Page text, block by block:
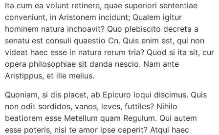
Ita cum ea volunt retinere, quae superiori sententiae
conveniunt, in Aristonem incidunt; Qualem igitur
hominem natura inchoavit? Quo plebiscito decreta a
senatu est consuli quaestio Cn. Quis enim est, qui non
videat haec esse in natura rerum tria? Quod si ita sit, cur
opera philosophiae sit danda nescio. Nam ante
Aristippus, et ille melius.
Quoniam, si dis placet, ab Epicuro loqui discimus. Quis
non odit sordidos, vanos, leves, futtiles? Nihilo
beatiorem esse Metellum quam Regulum. Qui autem
esse poteris, nisi te amor ipse ceperit? Atqui haec